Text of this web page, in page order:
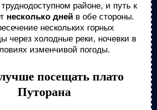
районе, и путь к
несколько дней в обе стороны.
нескольких горных
через холодные реки, ночевки в
изменчивой погоды.
посещать плато
Путорана